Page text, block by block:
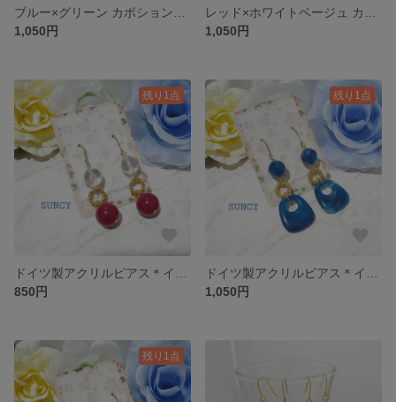
1,050円
1,050円
残り1点
850円
残り1点
1,050円
残り1点